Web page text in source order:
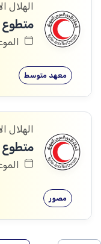
الهلال
معهد متوسط
الهلال
متطوع
مصور